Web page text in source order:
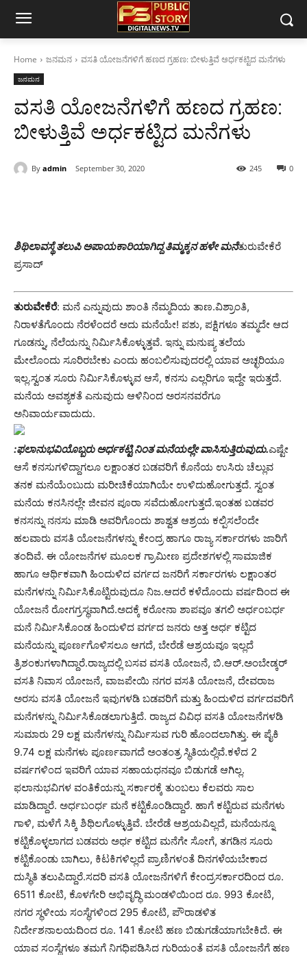
Home ಜನಮನ ವಸತಿ ಯೋಜನೆಗಳಿಗೆ ಹಣದ ಗ್ರಹಣ: ಬೀಳುತ್ತಿವೆ ಅರ್ಧಕಟ್ಟಿದ ಮನೆಗಳು
ಜನಮನ
ವಸತಿ ಯೋಜನೆಗಳಿಗೆ ಹಣದ ಗ್ರಹಣ:
ಬೀಳುತ್ತಿವೆ ಅರ್ಧಕಟ್ಟಿದ ಮನೆಗಳು
By admin September 30, 2020 0
245
ಶಿಥಿಲಾವಸ್ಥೆ ತಲುಪಿ ಅಪಾಯಕಾರಿಯಾಗಿದ್ದ ತಿಮ್ಮಕ್ಕನ ಹಳೇ ಮನೆತುರುವೇಕೆರೆ
ಪ್ರಸಾದ್
ತುರುವೇಕೆರೆ: ಮನೆ ಎನ್ನುವುದು ಶಾಂತಿ ನೆಮ್ಮದಿಯ ತಾಣ.ವಿಶ್ರಾಂತಿ,
ನಿರಾಳತೆಗೊಂದು ನೆರಳೆಂದರೆ ಅದು ಮನೆಯೇ! ಪಶು, ಪಕ್ಷಿಗಳೂ ತಮ್ಮದೇ ಆದ
ಗೂಡನ್ನು, ನೆಲೆಯನ್ನು ನಿರ್ಮಿಸಿಕೊಳ್ಳುತ್ತವೆ. ಇನ್ನು ಮನುಷ್ಯ ತಲೆಯ
ಮೇಲೊಂದು ಸೂರಿರಬೇಕು ಎಂದು ಹಂಬಲಿಸುವುದರಲ್ಲಿ ಯಾವ ಅಚ್ಛರಿಯೂ
ಇಲ್ಲ.ಸ್ವಂತ ಸೂರು ನಿರ್ಮಿಸಿಕೊಳ್ಳುವ ಆಸೆ, ಕನಸು ಎಲ್ಲರಿಗೂ ಇದ್ದೇ ಇರುತ್ತದೆ.
ಮನೆಯ ಅವಶ್ಯಕತೆ ಎನುವುದು ಆಳಿನಿಂದ ಅರಸನವರೆಗೂ
ಅನಿವಾರ್ಯವಾದುದು.
:ಫಲಾನುಭವಿಯೊಬ್ಬರು ಅರ್ಧಕಟ್ಟಿ ನಿಂತ ಮನೆಯಲ್ಲೇ ವಾಸಿಸುತ್ತಿರುವುದು.ಎಷ್ಟೇ
ಆಸೆ ಕನಸುಗಳಿದ್ದಾಗಲೂ ಲಕ್ಷಾಂತರ ಬಡವರಿಗೆ ಕೊನೆಯ ಉಸಿರು ಚೆಲ್ಲುವ
ತನಕ ಮನೆಯೆಂಬುದು ಮರೀಚಿಕೆಯಾಗಿಯೇ ಉಳಿದುಹೋಗುತ್ತದೆ. ಸ್ವಂತ
ಮನೆಯ ಕನಸಿನಲ್ಲೇ ಜೀವನ ಪೂರಾ ಸವೆದುಹೋಗುತ್ತದೆ.ಇಂತಹ ಬಡವರ
ಕನಸನ್ನು ನನಸು ಮಾಡಿ ಅವರಿಗೊಂದು ಶಾಶ್ವತ ಆಶ್ರಯ ಕಲ್ಪಿಸಲೆಂದೇ
ಹಲವಾರು ವಸತಿ ಯೋಜನೆಗಳನ್ನು ಕೇಂದ್ರ ಹಾಗೂ ರಾಜ್ಯ ಸರ್ಕಾರಗಳು ಜಾರಿಗೆ
ತಂದಿವೆ. ಈ ಯೋಜನೆಗಳ ಮೂಲಕ ಗ್ರಾಮೀಣ ಪ್ರದೇಶಗಳಲ್ಲಿ ಸಾಮಾಜಿಕ
ಹಾಗೂ ಆರ್ಥಿಕವಾಗಿ ಹಿಂದುಳಿದ ವರ್ಗದ ಜನರಿಗೆ ಸರ್ಕಾರಗಳು ಲಕ್ಷಾಂತರ
ಮನೆಗಳನ್ನು ನಿರ್ಮಿಸಿಕೊಟ್ಟಿರುವುದೂ ನಿಜ.ಆದರೆ ಕಳೆದೊಂದು ವರ್ಷದಿಂದ ಈ
ಯೋಜನೆ ರೋಗಗ್ರಸ್ಥವಾಗಿದೆ.ಅದಕ್ಕೆ ಕರೋನಾ ಶಾಪವೂ ತಗಲಿ ಅರ್ಧಂಬರ್ಧ
ಮನೆ ನಿರ್ಮಿಸಿಕೊಂಡ ಹಿಂದುಳಿದ ವರ್ಗದ ಜನರು ಅತ್ತ ಅರ್ಧ ಕಟ್ಟಿದ
ಮನೆಯನ್ನು ಪೂರ್ಣಗೊಳಿಸಲೂ ಆಗದೆ, ಬೇರೆಡೆ ಆಶ್ರಯವೂ ಇಲ್ಲದೆ
ತ್ರಿಶಂಕುಗಳಾಗಿದ್ದಾರೆ.ರಾಜ್ಯದಲ್ಲಿ ಬಸವ ವಸತಿ ಯೋಜನೆ, ಬಿ.ಆರ್.ಅಂಬೇಡ್ಕರ್
ವಸತಿ ನಿವಾಸ ಯೋಜನೆ, ವಾಜಪೇಯಿ ನಗರ ವಸತಿ ಯೋಜನೆ, ದೇವರಾಜ
ಅರಸು ವಸತಿ ಯೋಜನೆ ಇವುಗಳಡಿ ಬಡವರಿಗೆ ಮತ್ತು ಹಿಂದುಳಿದ ವರ್ಗದವರಿಗೆ
ಮನೆಗಳನ್ನು ನಿರ್ಮಿಸಿಕೊಡಲಾಗುತ್ತಿದೆ. ರಾಜ್ಯದ ವಿವಿಧ ವಸತಿ ಯೋಜನೆಗಳಡಿ
ಸುಮಾರು 29 ಲಕ್ಷ ಮನೆಗಳನ್ನು ನಿರ್ಮಿಸುವ ಗುರಿ ಹೊಂದಲಾಗಿತ್ತು. ಈ ಪೈಕಿ
9.74 ಲಕ್ಷ ಮನೆಗಳು ಪೂರ್ಣವಾಗದೆ ಅಂತಂತ್ರ ಸ್ಥಿತಿಯಲ್ಲಿವೆ.ಕಳೆದ 2
ವರ್ಷಗಳಿಂದ ಇವರಿಗೆ ಯಾವ ಸಹಾಯಧನವೂ ಬಿಡುಗಡೆ ಆಗಿಲ್ಲ.
ಫಲಾನುಭವಿಗಳ ವಂತಿಕೆಯನ್ನು ಸರ್ಕಾರಕ್ಕೆ ತುಂಬಲು ಕೆಲವರು ಸಾಲ
ಮಾಡಿದ್ದಾರೆ. ಅರ್ಧಬಂರ್ಧ ಮನೆ ಕಟ್ಟಿಕೊಂಡಿದ್ದಾರೆ. ಹಾಗೆ ಕಟ್ಟಿರುವ ಮನೆಗಳು
ಗಾಳಿ, ಮಳೆಗೆ ಸಿಕ್ಕಿ ಶಿಥಿಲಗೊಳ್ಳುತ್ತಿವೆ. ಬೇರೆಡೆ ಆಶ್ರಯವಿಲ್ಲದೆ, ಮನೆಯನ್ನೂ
ಕಟ್ಟಿಕೊಳ್ಳಲಾಗದ ಬಡವರು ಅರ್ಧ ಕಟ್ಟಿದ ಮನೆಗೇ ಸೋಗೆ, ತಗಡಿನ ಸೂರು
ಕಟ್ಟಿಕೊಂಡು ಬಾಗಿಲು, ಕಿಟಕಿಗಳಿಲ್ಲದೆ ಪ್ರಾಣಿಗಳಂತೆ ದಿನಗಳೆಯಬೇಕಾದ
ದುಸ್ಥಿತಿ ತಲುಪಿದ್ದಾರೆ.ಸದರಿ ವಸತಿ ಯೋಜನೆಗಳಿಗೆ ಕೇಂದ್ರಸರ್ಕಾರದಿಂದ ರೂ.
6511 ಕೋಟಿ, ಕೊಳಗೇರಿ ಅಭಿವೃದ್ಧಿ ಮಂಡಳಿಯಿಂದ ರೂ. 993 ಕೋಟಿ,
ನಗರ ಸ್ಥಳೀಯ ಸಂಸ್ಥೆಗಳಿಂದ 295 ಕೋಟಿ, ಪೌರಾಡಳಿತ
ನಿರ್ದೇಶನಾಲಯದಿಂದ ರೂ. 141 ಕೋಟಿ ಹಣ ಬಿಡುಗಡೆಯಾಗಬೇಕಿದೆ. ಈ
ಯಾವ ಸಂಸ್ಥೆಗಳೂ ತಮಗೆ ನಿಗಧಿಪಡಿಸಿದ ಗುರಿಯಂತೆ ವಸತಿ ಯೋಜನೆಗೆ ಹಣ